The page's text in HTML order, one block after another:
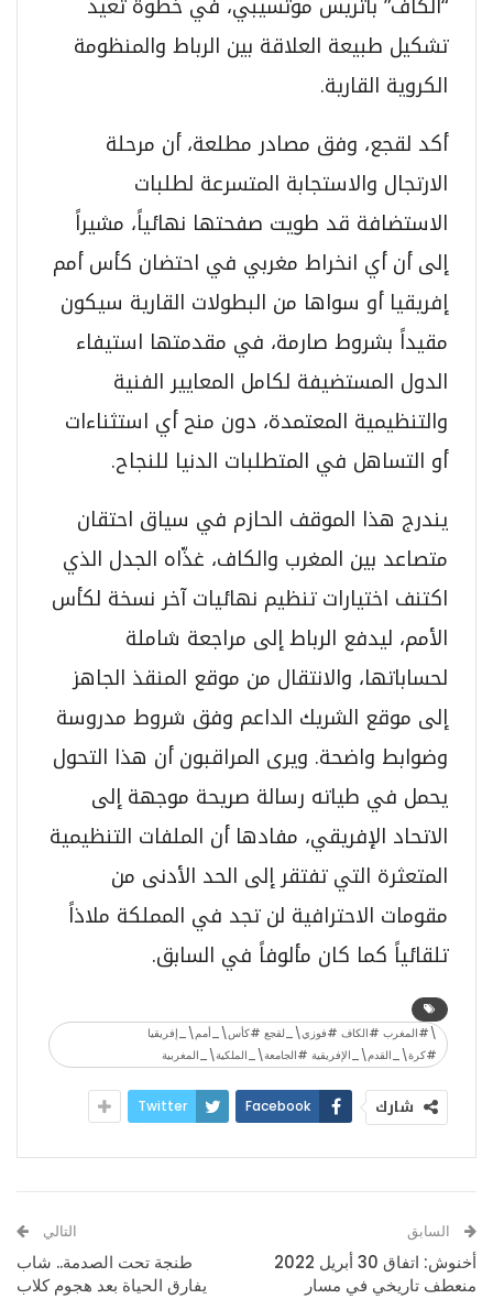
تشكيل طبيعة العلاقة بين الرباط والمنظومة
الكروية القارية.
أكد لقجع، وفق مصادر مطلعة، أن مرحلة
الارتجال والاستجابة المتسرعة لطلبات
الاستضافة قد طويت صفحتها نهائياً، مشيراً
إلى أن أي انخراط مغربي في احتضان كأس أمم
إفريقيا أو سواها من البطولات القارية سيكون
مقيداً بشروط صارمة، في مقدمتها استيفاء
الدول المستضيفة لكامل المعايير الفنية
والتنظيمية المعتمدة، دون منح أي استثناءات
أو التساهل في المتطلبات الدنيا للنجاح.
يندرج هذا الموقف الحازم في سياق احتقان
متصاعد بين المغرب والكاف، غذّاه الجدل الذي
اكتنف اختيارات تنظيم نهائيات آخر نسخة لكأس
الأمم، ليدفع الرباط إلى مراجعة شاملة
لحساباتها، والانتقال من موقع المنقذ الجاهز
إلى موقع الشريك الداعم وفق شروط مدروسة
وضوابط واضحة. ويرى المراقبون أن هذا التحول
يحمل في طياته رسالة صريحة موجهة إلى
الاتحاد الإفريقي، مفادها أن الملفات التنظيمية
المتعثرة التي تفتقر إلى الحد الأدنى من
مقومات الاحترافية لن تجد في المملكة ملاذاً
تلقائياً كما كان مألوفاً في السابق.
\#المغرب #الكاف #فوزي\_لقجع #كأس\_أمم\_إفريقيا
#كرة\_القدم\_الإفريقية #الجامعة\_الملكية\_المغربية
شارك Facebook
Twitter
السابق
أخنوش: اتفاق 30 أبريل 2022
منعطف تاريخي في مسار
التالي
طنجة تحت الصدمة.. شاب
يفارق الحياة بعد هجوم كلاب